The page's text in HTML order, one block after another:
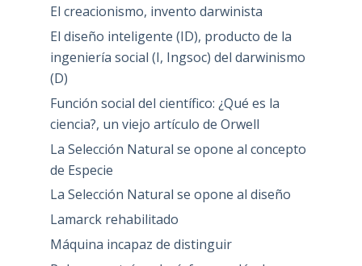
El creacionismo, invento darwinista
El diseño inteligente (ID), producto de la
ingeniería social (I, Ingsoc) del darwinismo
(D)
Función social del científico: ¿Qué es la
ciencia?, un viejo artículo de Orwell
La Selección Natural se opone al concepto
de Especie
La Selección Natural se opone al diseño
Lamarck rehabilitado
Máquina incapaz de distinguir